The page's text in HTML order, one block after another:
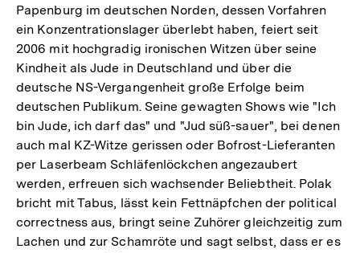
Auflösung
der
Fußnote
Papenburg im deutschen Norden, dessen Vorfahren
ein Konzentrationslager überlebt haben, feiert seit
2006 mit hochgradig ironischen Witzen über seine
Kindheit als Jude in Deutschland und über die
deutsche NS-Vergangenheit große Erfolge beim
deutschen Publikum. Seine gewagten Shows wie "Ich
bin Jude, ich darf das" und "Jud süß-sauer", bei denen
auch mal KZ-Witze gerissen oder Bofrost-Lieferanten
per Laserbeam Schläfenlöckchen angezaubert
werden, erfreuen sich wachsender Beliebtheit. Polak
bricht mit Tabus, lässt kein Fettnäpfchen der political
correctness aus, bringt seine Zuhörer gleichzeitig zum
Lachen und zur Schamröte und sagt selbst, dass er es